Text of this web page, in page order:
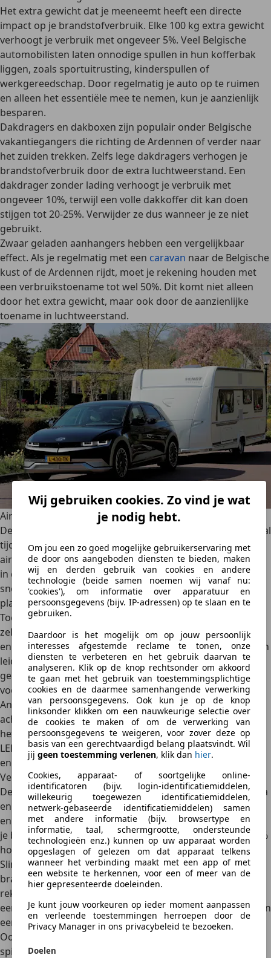
Wij gebruiken cookies. Zo vind je wat
je nodig hebt.
Om jou een zo goed mogelijke gebruikerservaring met
de door ons aangeboden diensten te bieden, maken
wij en derden gebruik van cookies en andere
technologie (beide samen noemen wij vanaf nu:
'cookies'), om informatie over apparatuur en
persoonsgegevens (bijv. IP-adressen) op te slaan en te
gebruiken.
Daardoor is het mogelijk om op jouw persoonlijk
interesses afgestemde reclame te tonen, onze
diensten te verbeteren en het gebruik daarvan te
analyseren. Klik op de knop rechtsonder om akkoord
te gaan met het gebruik van toestemmingsplichtige
cookies en de daarmee samenhangende verwerking
van persoonsgegevens. Ook kun je op de knop
linksonder klikken om een nauwkeurige selectie over
de cookies te maken of om de verwerking van
persoonsgegevens te weigeren, voor zover deze op
basis van een gerechtvaardigd belang plaatsvindt. Wil
jij geen toestemming verlenen, klik dan hier.
Cookies, apparaat- of soortgelijke online-
identificatoren (bijv. login-identificatiemiddelen,
willekeurig toegewezen identificatiemiddelen,
netwerk-gebaseerde identificatiemiddelen) samen
met andere informatie (bijv. browsertype en
informatie, taal, schermgrootte, ondersteunde
technologieën enz.) kunnen op uw apparaat worden
opgeslagen of gelezen om dat apparaat telkens
wanneer het verbinding maakt met een app of met
een website te herkennen, voor een of meer van de
hier gepresenteerde doeleinden.
Je kunt jouw voorkeuren op ieder moment aanpassen
en verleende toestemmingen herroepen door de
Privacy Manager in ons privacybeleid te bezoeken.
Doelen
Het extra gewicht dat je meeneemt heeft een directe
impact op je brandstofverbruik. Elke 100 kg extra gewicht
verhoogt je verbruik met ongeveer 5%. Veel Belgische
automobilisten laten onnodige spullen in hun kofferbak
liggen, zoals sportuitrusting, kinderspullen of
werkgereedschap. Door regelmatig je auto op te ruimen
en alleen het essentiële mee te nemen, kun je aanzienlijk
besparen.
Dakdragers en dakboxen zijn populair onder Belgische
vakantiegangers die richting de Ardennen of verder naar
het zuiden trekken. Zelfs lege dakdragers verhogen je
brandstofverbruik door de extra luchtweerstand. Een
dakdrager zonder lading verhoogt je verbruik met
ongeveer 10%, terwijl een volle dakkoffer dit kan doen
stijgen tot 20-25%. Verwijder ze dus wanneer je ze niet
gebruikt.
Zwaar geladen aanhangers hebben een vergelijkbaar
effect. Als je regelmatig met een caravan naar de Belgische
kust of de Ardennen rijdt, moet je rekening houden met
een verbruikstoename tot wel 50%. Dit komt niet alleen
door het extra gewicht, maar ook door de aanzienlijke
toename in luchtweerstand.
Airconditioning en elektrische verbruikers
De
, vooral
tijdens hete Belgische zomerdagen. Het gebruik van de
airco verhoogt je brandstofverbruik met ongeveer 5-10%
in de stad en ongeveer 3-4% op de snelweg. Bij lagere
snelheden is het vaak zuiniger om de ramen te openen in
plaats van de airco te gebruiken.
Toch is het belangrijk om je airco regelmatig te gebruiken,
zelfs in de winter. Dit houdt het systeem in goede conditie
en voorkomt lekkages die later tot dure reparaties kunnen
leiden. Een goed compromis is om de airco selectief te
gebruiken, bijvoorbeeld alleen wanneer het echt nodig is
voor comfort of om de ruiten te “ontwasemen”.
Andere elektrische verbruikers zoals stoelverwarming,
achterruitverwarming en extra verlichting verhogen ook
het brandstofverbruik, hoewel in mindere mate. Moderne
LED-verlichting verbruikt gelukkig aanzienlijk minder
energie dan de oudere halogeenverlichting.
Verkeerssituaties en routeplanning
De Belgische verkeerssituatie, met zijn drukke stadscentra
en regelmatige files op de Ring rond Brussel, Antwerpen
en andere grote steden, heeft een aanzienlijke impact op
je brandstofverbruik.In fileverkeer kan je verbruik tot 50%
hoger liggendan bij een vlotte doorstroming.
Slim routeplannen kan je helpen files te vermijden en
brandstof te besparen. Gebruik navigatie-apps die
rekening houden met actuele verkeersinformatie. Soms is
een iets langere route met constante snelheid zuiniger dan
een kortere route met veel stops en files.
Ook het tijdstip waarop je rijdt maakt verschil. Probeer de
spitsuren te vermijden (typisch tussen 7:00-9:00 uur en